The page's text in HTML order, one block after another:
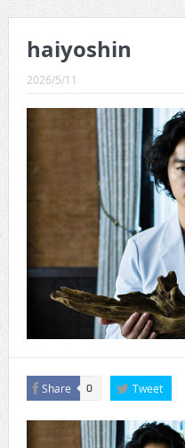
CINEMA×STYLE 291号
CINEMA×STYLE 290号
CINEMA×STYLE 289号
CINEMA×STYLE 288号
CINEMA×STYLE 287号
CINEMA×STYLE 286号
CINEMA×STYLE 285号
CINEMA×STYLE 294号
haiyoshin
2026/5/11
Share 0 Tweet